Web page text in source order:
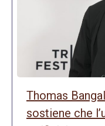
Thomas
sostiene che